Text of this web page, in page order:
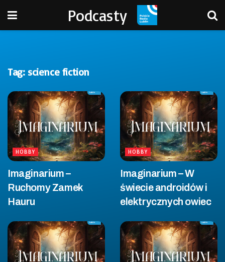
Podcasty
Tag: science fiction
HOBBY
Imaginarium –
Ruchomy Zamek
Hauru
HOBBY
Imaginarium – W
świecie androidów i
elektrycznych owiec